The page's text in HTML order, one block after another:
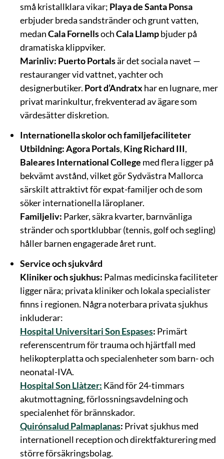
små kristallklara vikar; Playa de Santa Ponsa
erbjuder breda sandstränder och grunt vatten,
medanCala FornellsochCala Llampbjuder på
dramatiska klippviker.
Marinliv: Puerto Portalsär det sociala navet —
restauranger vid vattnet, yachter och
designerbutiker. Port d’Andratxhar en lugnare, mer
privat marinkultur, frekventerad av ägare som
värdesätter diskretion.
Internationella skolor och familjefaciliteter
Utbildning:Agora Portals, King Richard III,
Baleares International College med flera ligger på
bekvämt avstånd, vilket gör Sydvästra Mallorca
särskilt attraktivt för expat-familjer och de som
söker internationella läroplaner.
Familjeliv: Parker, säkra kvarter, barnvänliga
stränder och sportklubbar (tennis, golf och segling)
håller barnen engagerade året runt.
Service och sjukvård
Kliniker och sjukhus: Palmas medicinska faciliteter
ligger nära; privata kliniker och lokala specialister
finns i regionen. Några noterbara privata sjukhus
inkluderar:
Hospital Universitari Son Espases: Primärt
referenscentrum för trauma och hjärtfall med
helikopterplatta och specialenheter som barn- och
neonatal-IVA.
Hospital Son Llàtzer: Känd för 24-timmars
akutmottagning, förlossningsavdelning och
specialenhet för brännskador.
Quirónsalud Palmaplanas: Privat sjukhus med
internationell reception och direktfakturering med
större försäkringsbolag.